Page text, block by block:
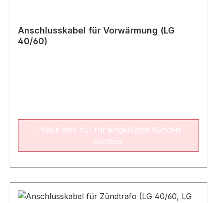
Anschlusskabel für Vorwärmung (LG
40/60)
Preise sind nur für eingeloggte Kunden
sichtbar.